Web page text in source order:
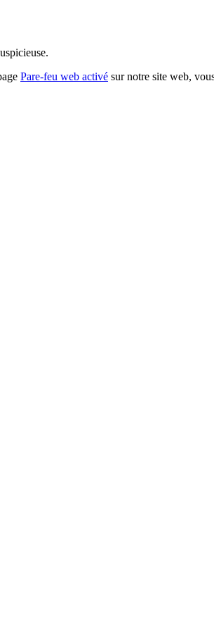
Pare-feu web activé sur notre site web,